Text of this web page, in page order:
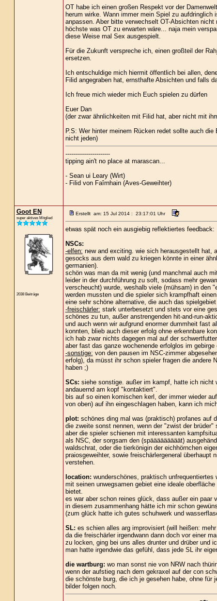
OT habe ich einen großen Respekt vor der
herum wirke. Wann immer mein Spiel zu
anpassen. Aber bitte verwechselt OT-Absichten
höchste was OT zu erwarten wäre... naja mein
diese Weise mal Sex ausgespielt.
Für die Zukunft verspreche ich, einen großteil der
ersetzen.
Ich entschuldige mich hiermit öffentlich bei allen,
Filid angegraben hat, ernsthafte Absichten und falls
Ich freue mich wieder mich Euch spielen zu dürfen
Euer Dan
(der zwar ähnlichkeiten mit Filid hat, aber nicht mit
P.S: Wer hinter meinem Rücken redet sollte auch
nicht jeden)
-----------------------
tipping ain't no place at marascan...
- Sean ui Leary (Wirt)
- Filid von Faîrnhain (Aves-Geweihter)
Goot EN
super aktives Mitglied
2038 Beiträge
Erstellt am: 15 Jul 2014 : 23:17:01 Uhr
etwas spät noch ein ausgiebig reflektiertes feedback:
NSCs:
-elfen: new and exciting. wie sich herausgestellt hat,
gesocks aus dem wald zu kriegen könnte in einer
germanien).
schön was man da mit wenig (und manchmal auch
leider in der durchführung zu soft, sodass mehr
verscheucht) wurde, weshalb viele (mühsam) in den
werden mussten und die spieler sich krampfhaft
eine sehr schöne alternative, die auch das
-freischärler: stark unterbesetzt und stets vor eine
schönes zu tun, außer anstrengenden hit-and-run-
und auch wenn wir aufgrund enormer dummheit fast
konnten, blieb auch dieser erfolg ohne erkennbare
ich hab zwar nichts dagegen mal auf der
aber fast das ganze wochenende erfolglos im
-sonstige: von den pausen im NSC-zimmer
erfolg), da müsst ihr schon spieler fragen die andere
haben ;)
SCs: siehe sonstige. außer im kampf, hatte ich nicht
andauernd am kopf "kontaktiert".
bis auf so einen komischen kerl, der immer wieder
von oben) auf ihn eingeschlagen haben, kann ich
plot: schönes ding mal was (praktisch) profanes auf
die zweite sonst nennen, wenn der "zwist der
aber die spieler schienen mit interessanten
als NSC, der sorgsam den (spääääääääät)
waldschrat, oder die tierkönigin der eichhörnchen
praiosgeweihter, sowie freischärlergeneral
verstehen.
location: wunderschönes, praktisch
mit seinen unwegsamen gebiet eine ideale
bietet.
es war aber schon reines glück, dass außer ein
in diesem zusammenhang hätte ich mir schon
(zum glück hatte ich gutes schuhwerk und
SL: es schien alles arg improvisiert (will heißen:
da die freischärler irgendwann dann doch vor einer
zu locken, ging bei uns alles drunter und drüber und
man hatte irgendwie das gefühl, dass jede SL ihr
die wartburg: wo man sonst nie von NRW nach
wenn der aufstieg nach dem gekraxel auf der con
die schönste burg, die ich je gesehen habe, ohne für
bilder folgen noch.